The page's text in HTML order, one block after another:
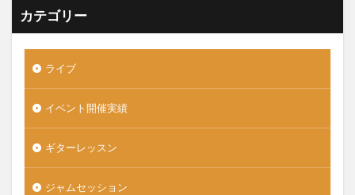
カテゴリー
ライブ
イベント開催実績
ギターレッスン
ジャムセッション